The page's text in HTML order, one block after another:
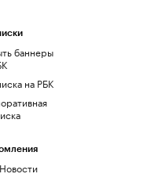
баннеры
на РБК